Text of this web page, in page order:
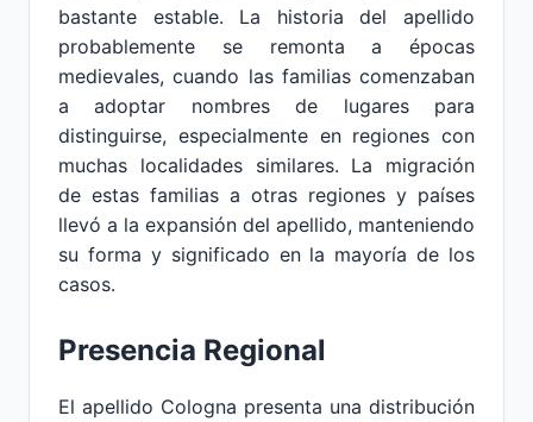
bastante estable. La historia del apellido
probablemente se remonta a épocas
medievales, cuando las familias comenzaban
a adoptar nombres de lugares para
distinguirse, especialmente en regiones con
muchas localidades similares. La migración
de estas familias a otras regiones y países
llevó a la expansión del apellido, manteniendo
su forma y significado en la mayoría de los
casos.
Presencia Regional
El apellido Cologna presenta una distribución